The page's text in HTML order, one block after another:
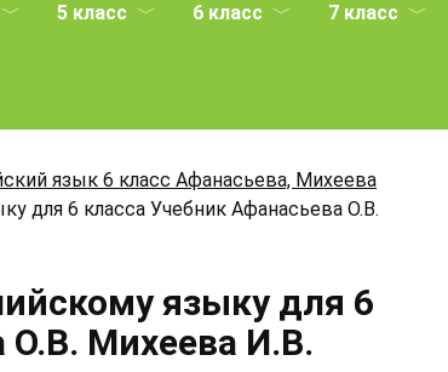
5 класс 6 класс 7 класс
язык 6 класс Афанасьева, Михеева
для 6 класса Учебник Афанасьева О.В.
языку для 6
О.В. Михеева И.В.